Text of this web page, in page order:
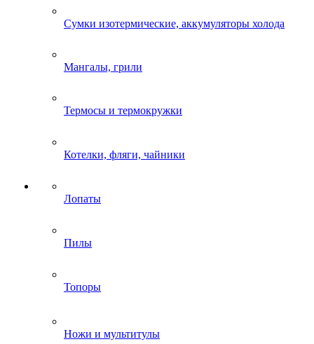
Сумки изотермические, аккумуляторы холода
Мангалы, грили
Термосы и термокружки
Котелки, фляги, чайники
Лопаты
Пилы
Топоры
Ножи и мультитулы